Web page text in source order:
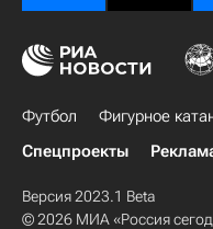
Футбол Фигурное
Спецпроекты
Версия 2023.1 Beta
© 2026 МИА «Россия